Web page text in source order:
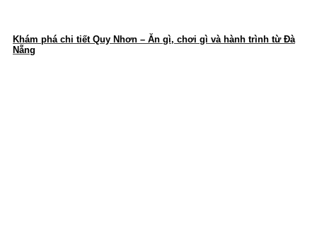
Khám phá chi tiết Quy Nhơn – Ăn gì, chơi gì và hành trình từ Đà
Nẵng